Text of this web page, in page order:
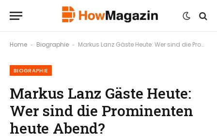
Home - Biographie - Markus Lanz Gäste Heute: Wer sind die Prominenten heute Abend?
BIOGRAPHIE
Markus Lanz Gäste Heute:
Wer sind die Prominenten
heute Abend?